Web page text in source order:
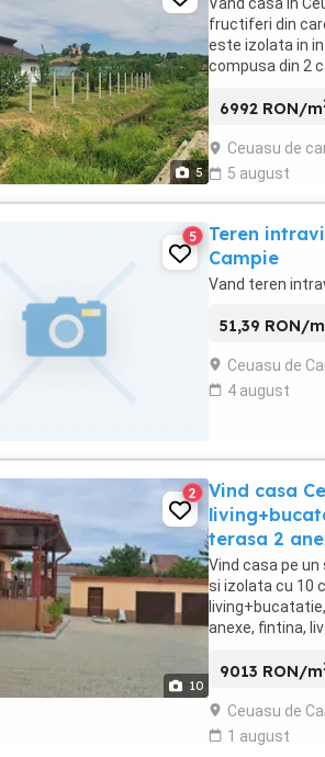
5
fructiferi din
este izolata in
compusa din 2
6992 RON/m
Ceuasu de
5 august
5
Teren
Campie
Vand teren
51,39 RON/m
Ceuasu de
4 august
10
2
Vind casa
terasa 2
Vind casa pe un
si izolata cu 10
anexe, fintina,
9013 RON/m
Ceuasu de
1 august